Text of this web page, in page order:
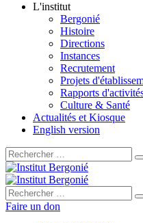
L'institut
Bergonié
Histoire
Directions
Instances
Recrutement
Projets
Rapports
Culture & Santé
Actualités et Kiosque
English version
Rechercher :
Rechercher :
Faire un don